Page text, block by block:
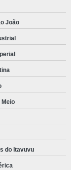
João
Meio
do Itavuvu